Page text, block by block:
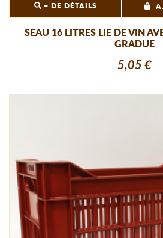
+ DE DÉTAILS
SEAU 16 LITRES LIE DE VIN
GRADUE
5,05 €